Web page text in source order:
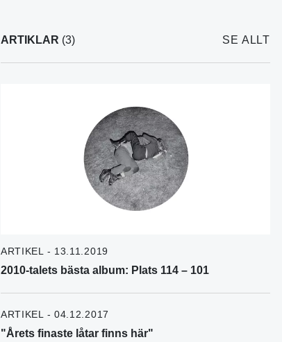
ARTIKLAR (3) SE ALLT
ARTIKEL - 13.11.2019
2010-talets bästa album: Plats 114 – 101
ARTIKEL - 04.12.2017
"Årets finaste låtar finns här"